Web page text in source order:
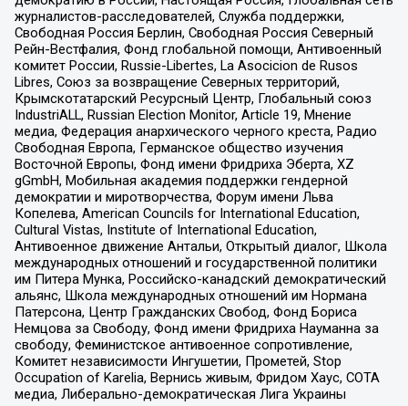
журналистов-расследователей, Служба поддержки,
Свободная Россия Берлин, Свободная Россия Северный
Рейн-Вестфалия, Фонд глобальной помощи, Антивоенный
комитет России, Russie-Libertes, La Asocicion de Rusos
Libres, Союз за возвращение Северных территорий,
Крымскотатарский Ресурсный Центр, Глобальный союз
IndustriALL, Russian Election Monitor, Article 19, Мнение
медиа, Федерация анархического черного креста, Радио
Свободная Европа, Германское общество изучения
Восточной Европы, Фонд имени Фридриха Эберта, XZ
gGmbH, Мобильная академия поддержки гендерной
демократии и миротворчества, Форум имени Льва
Копелева, American Councils for International Education,
Cultural Vistas, Institute of International Education,
Антивоенное движение Антальи, Открытый диалог, Школа
международных отношений и государственной политики
им Питера Мунка, Российско-канадский демократический
альянс, Школа международных отношений им Нормана
Патерсона, Центр Гражданских Свобод, Фонд Бориса
Немцова за Свободу, Фонд имени Фридриха Науманна за
свободу, Феминистское антивоенное сопротивление,
Комитет независимости Ингушетии, Прометей, Stop
Occupation of Karelia, Вернись живым, Фридом Хаус, СОТА
медиа, Либерально-демократическая Лига Украины